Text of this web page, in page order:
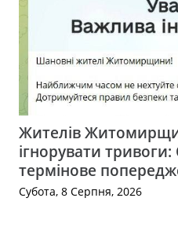
Жителів
ігнорувати
термінове
Субота, 8 Серпня, 2026